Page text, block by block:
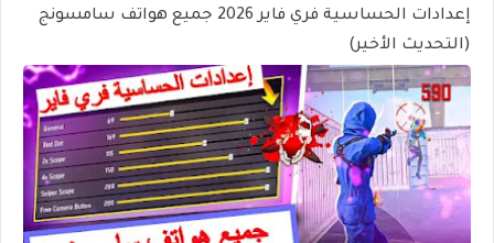
إعدادات الحساسية فري فاير 2026 جميع هواتف سامسونج
(التحديث الأخير)